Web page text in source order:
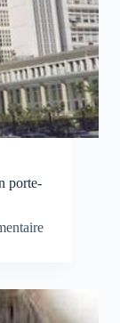
porte-